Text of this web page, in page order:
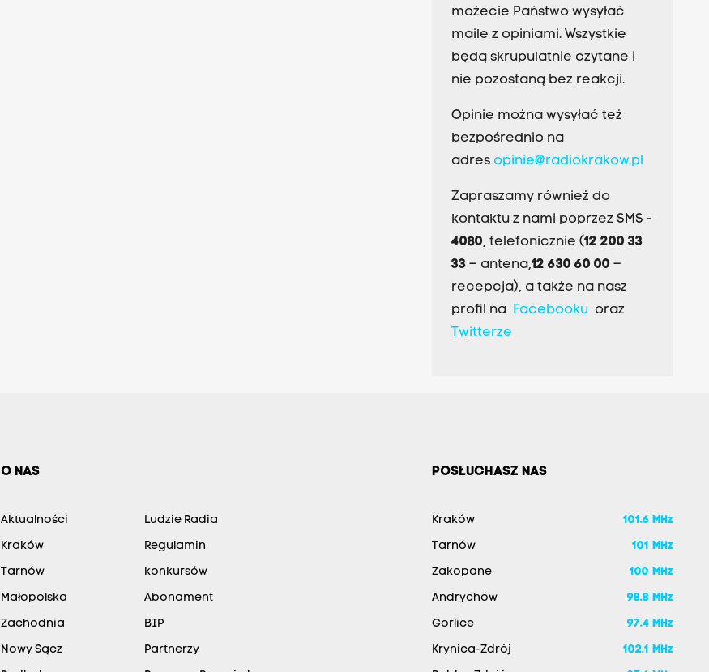
możecie Państwo wysyłać
maile z opiniami. Wszystkie
będą skrupulatnie czytane i
nie pozostaną bez reakcji.
Opinie można wysyłać też
bezpośrednio na
adres opinie@radiokrakow.pl
Zapraszamy również do
kontaktu z nami poprzez SMS -
4080, telefonicznie (12 200 33
33– antena,12 630 60 00 –
recepcja), a także na nasz
profil na Facebookuoraz
Twitterze
O NAS
Aktualności
Kraków
Tarnów
Małopolska
Zachodnia
Nowy Sącz
Ludzie Radia
Regulamin
konkursów
Abonament
BIP
Partnerzy
POSŁUCHASZ NAS
Kraków 101.6 MHz
Tarnów 101 MHz
Zakopane 100 MHz
Andrychów 98.8 MHz
Gorlice 97.4 MHz
Krynica-Zdrój 102.1 MHz